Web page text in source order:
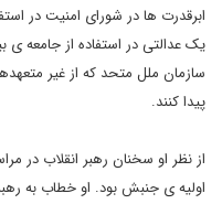
ابرقدرت ها در شورای امنیت در
یک عدالتی در استفاده از جامعه ی
سازمان ملل متحد که از غیر
پیدا کنند.
از نظر او سخنان رهبر انقلاب در
اولیه ی جنبش بود. او خطاب به